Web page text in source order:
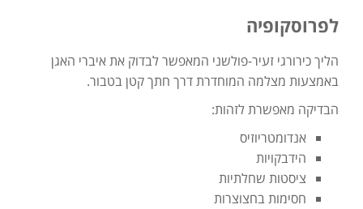
לפרוסקופיה
הליך כירורגי זעיר-פולשני המאפשר לבדוק את איברי האגן
באמצעות מצלמה המוחדרת דרך חתך קטן בטבור.
הבדיקה מאפשרת לזהות:
אנדומטריוזיס
הידבקויות
ציסטות שחלתיות
חסימות בחצוצרות